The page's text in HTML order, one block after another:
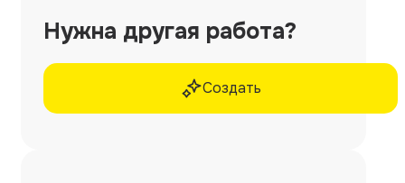
Нужна другая работа?
Создать